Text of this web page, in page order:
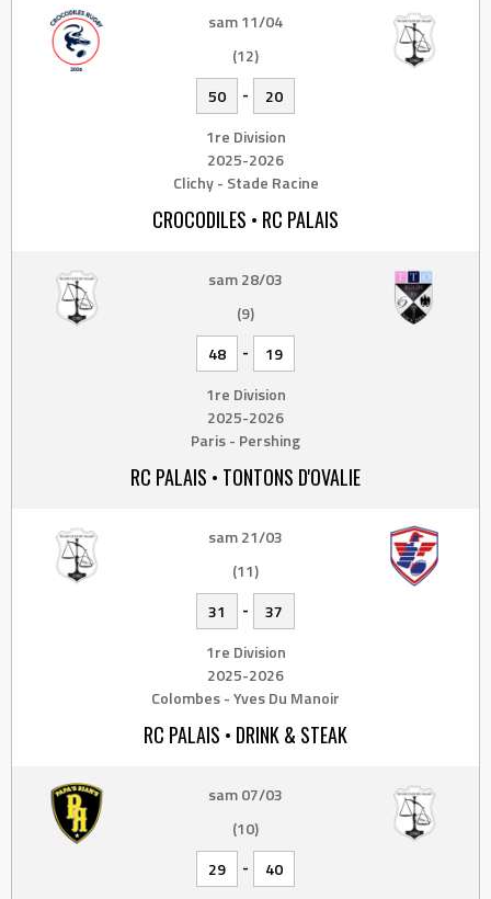
sam 11/04
(12)
50
-
20
1re Division
2025-2026
Clichy - Stade Racine
CROCODILES • RC PALAIS
sam 28/03
(9)
48
-
19
1re Division
2025-2026
Paris - Pershing
RC PALAIS • TONTONS D'OVALIE
sam 21/03
(11)
31
-
37
1re Division
2025-2026
Colombes - Yves Du Manoir
RC PALAIS • DRINK & STEAK
sam 07/03
(10)
29
-
40